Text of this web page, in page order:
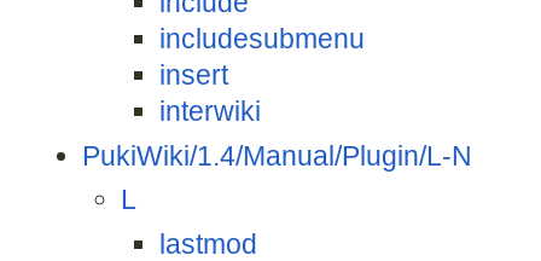
includesubmenu
insert
interwiki
PukiWiki/1.4/Manual/Plugin/L-N
L
lastmod